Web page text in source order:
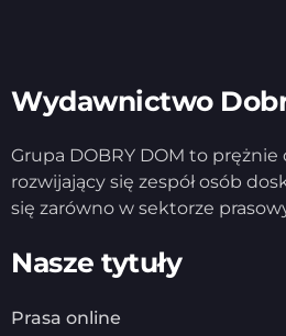
Wydawnictwo
Grupa DOBRY DOM to prężnie
rozwijający się zespół osób
się zarówno w sektorze
Nasze tytuły
Prasa online